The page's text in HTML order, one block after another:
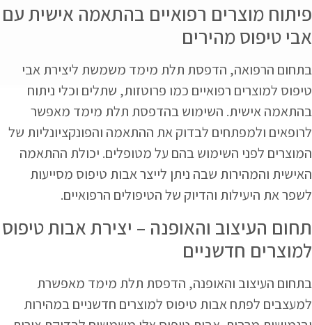
פיתוח מוצרים רפואיים בהתאמה אישית עם
אבי טיפוס מהירים
בתחום הרפואה, הדפסת תלת מימד משמשת ליצירת אבי
טיפוס למוצרים רפואיים כמו פרוטזות, שתלים וכלי ניתוח
בהתאמה אישית. השימוש בהדפסת תלת מימד מאפשר
לרופאים ולמפתחים לבדוק את ההתאמה והפונקציונליות של
המוצרים לפני השימוש בהם על מטופלים. יכולת ההתאמה
האישית והמהירות שבה ניתן לייצר אבות טיפוס מסייעות
לשפר את היעילות והדיוק של הטיפולים הרפואיים.
תחום העיצוב והאופנה – יצירת אבות טיפוס
למוצרים חדשניים
בתחום העיצוב והאופנה, הדפסת תלת מימד מאפשרת
למעצבים לפתח אבות טיפוס למוצרים חדשניים במהירות